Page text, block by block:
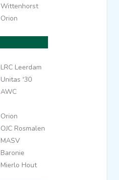
Wittenhorst
Orion
LRC Leerdam
Unitas '30
AWC
Orion
OJC Rosmalen
MASV
Baronie
Mierlo Hout